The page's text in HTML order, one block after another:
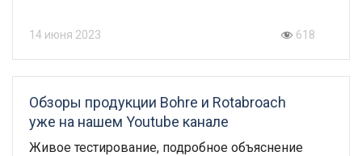
14 июня 2023 618
Обзоры продукции Bohre и Rotabroach
уже на нашем Youtube канале
Живое тестирование, подробное объяснение